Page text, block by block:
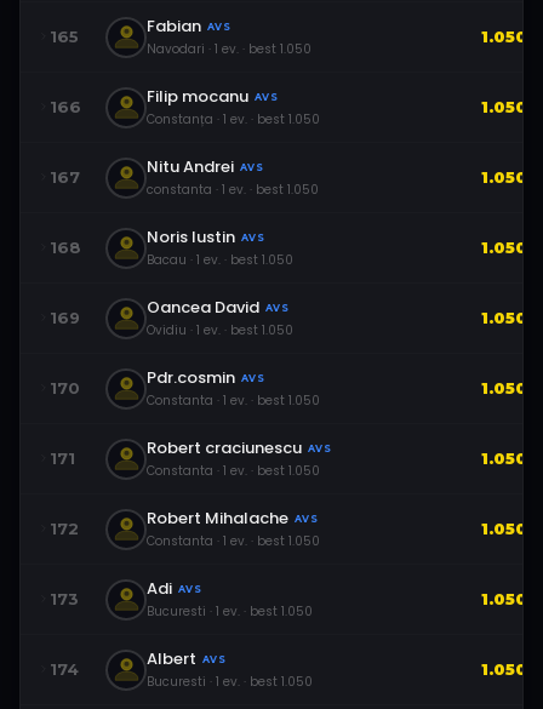
165 Fabian AVS
Navodari · 1 ev. · best 1.050
1.050
166 Filip mocanu AVS
Constanța · 1 ev. · best 1.050
1.050
167 Nitu Andrei AVS
constanta · 1 ev. · best 1.050
1.050
168 Noris Iustin AVS
Bacau · 1 ev. · best 1.050
1.050
169 Oancea David AVS
Ovidiu · 1 ev. · best 1.050
1.050
170 Pdr.cosmin AVS
Constanta · 1 ev. · best 1.050
1.050
171 Robert craciunescu AVS
Constanta · 1 ev. · best 1.050
1.050
172 Robert Mihalache AVS
Constanta · 1 ev. · best 1.050
1.050
173 Adi AVS
Bucuresti · 1 ev. · best 1.050
1.050
174 Albert AVS
Bucuresti · 1 ev. · best 1.050
1.050